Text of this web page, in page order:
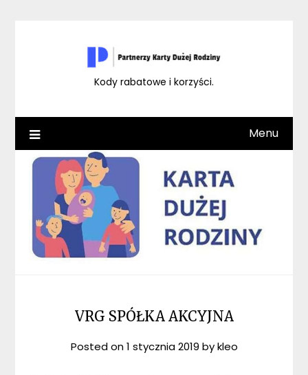
Kody rabatowe i korzyści.
Menu
VRG SPÓŁKA AKCYJNA
Posted on1 stycznia 2019 bykleo